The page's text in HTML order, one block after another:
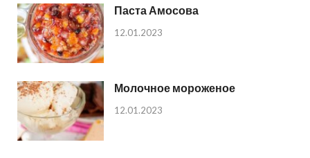
Паста Амосова
12.01.2023
Молочное мороженое
12.01.2023